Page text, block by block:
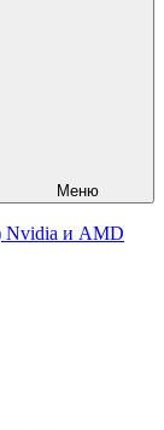
Меню
Nvidia и AMD